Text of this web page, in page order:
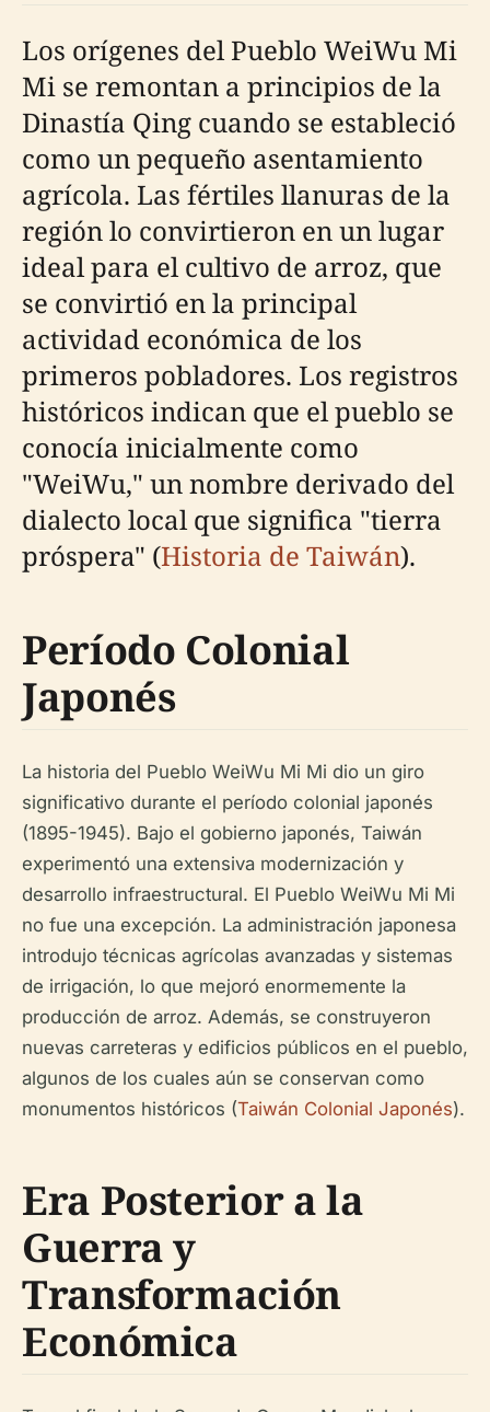
Los orígenes del Pueblo WeiWu Mi
Mi se remontan a principios de la
Dinastía Qing cuando se estableció
como un pequeño asentamiento
agrícola. Las fértiles llanuras de la
región lo convirtieron en un lugar
ideal para el cultivo de arroz, que
se convirtió en la principal
actividad económica de los
primeros pobladores. Los registros
históricos indican que el pueblo se
conocía inicialmente como
"WeiWu," un nombre derivado del
dialecto local que significa "tierra
próspera" (Historia de Taiwán).
Período Colonial
Japonés
La historia del Pueblo WeiWu Mi Mi dio un giro
significativo durante el período colonial japonés
(1895-1945). Bajo el gobierno japonés, Taiwán
experimentó una extensiva modernización y
desarrollo infraestructural. El Pueblo WeiWu Mi Mi
no fue una excepción. La administración japonesa
introdujo técnicas agrícolas avanzadas y sistemas
de irrigación, lo que mejoró enormemente la
producción de arroz. Además, se construyeron
nuevas carreteras y edificios públicos en el pueblo,
algunos de los cuales aún se conservan como
monumentos históricos (Taiwán Colonial Japonés).
Era Posterior a la
Guerra y
Transformación
Económica